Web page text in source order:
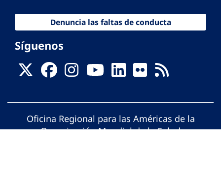
Denuncia las faltas de conducta
Síguenos
Oficina Regional para las Américas de la
Organización Mundial de la Salud